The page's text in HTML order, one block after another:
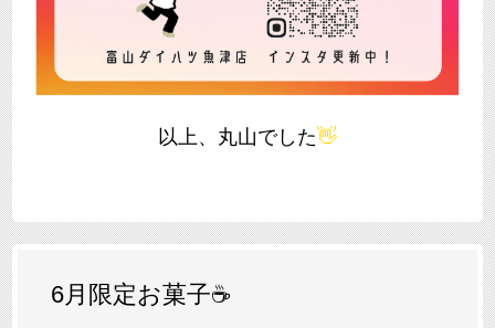
以上、丸山でした👋
6月限定お菓子☕